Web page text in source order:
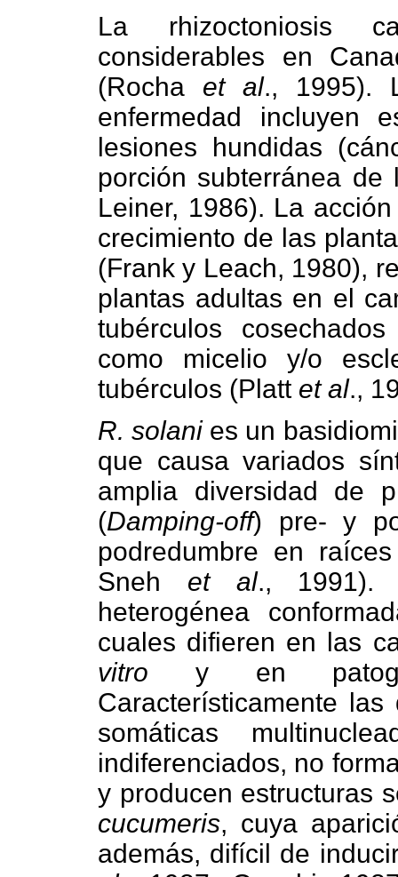
La rhizoctoniosis
considerables en
(Rocha et al., 1995).
enfermedad incluyen
lesiones hundidas
porción subterránea
Leiner, 1986). La
crecimiento de las
(Frank y Leach, 1980),
plantas adultas en el
tubérculos
como micelio y/o
tubérculos (Platt et al.,
R. solani es un
que causa variados
amplia diversidad de
(Damping-off) pre- y
podredumbre en
Sneh et al., 1991).
heterogénea
cuales difieren en las
vitro y en
Característicamente
somáticas
indiferenciados, no
y producen estructuras
cucumeris, cuya
además, difícil de